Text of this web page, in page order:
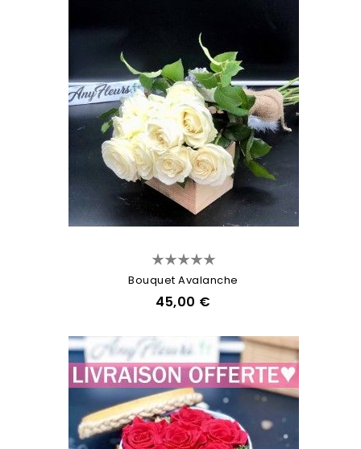
Bouquet Avalanche
45,00 €